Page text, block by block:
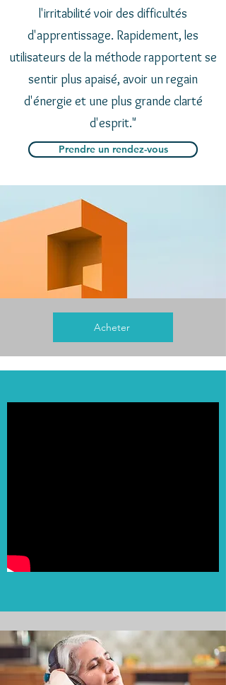
l'irritabilité voir des difficultés
d'apprentissage. Rapidement, les
utilisateurs de la méthode rapportent se
sentir plus apaisé, avoir un regain
d'énergie et une plus grande clarté
d'esprit."
Prendre un rendez-vous
Acheter